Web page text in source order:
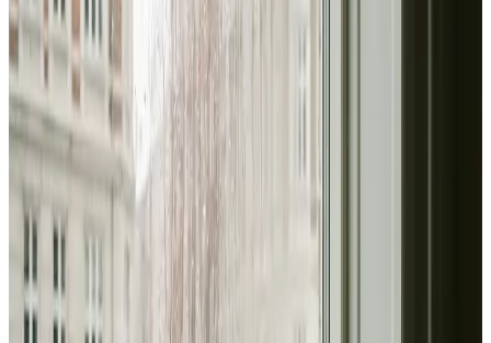
Erhverv, kontor og industri